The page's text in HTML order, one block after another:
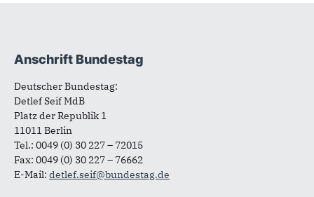
Fußbereich
Anschrift Bundestag
Deutscher Bundestag:
Detlef Seif MdB
Platz der Republik 1
11011 Berlin
Tel.: 0049 (0) 30 227 – 72015
Fax: 0049 (0) 30 227 – 76662
E-Mail: detlef.seif@bundestag.de